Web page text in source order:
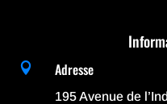
 Adresse
195 Avenue de